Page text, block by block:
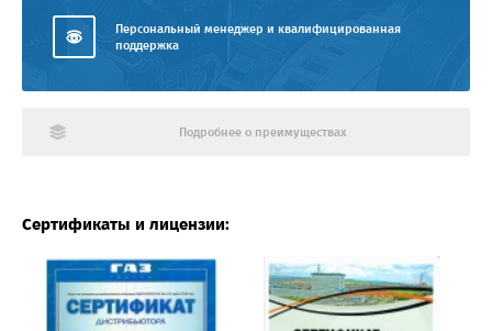
Персональный менеджер и квалифицированная
поддержка
Подробнее о преимуществах
Сертификаты и лицензии: